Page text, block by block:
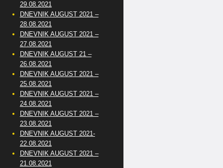
29.08.2021
DNEVNIK AUGUST 2021 –
28.08.2021
DNEVNIK AUGUST 2021 –
27.08.2021
DNEVNIK AUGUST 21 –
26.08.2021
DNEVNIK AUGUST 2021 –
25.08.2021
DNEVNIK AUGUST 2021 –
24.08.2021
DNEVNIK AUGUST 2021 –
23.08.2021
DNEVNIK AUGUST 2021-
22.08.2021
DNEVNIK AUGUST 2021 –
21.08.2021